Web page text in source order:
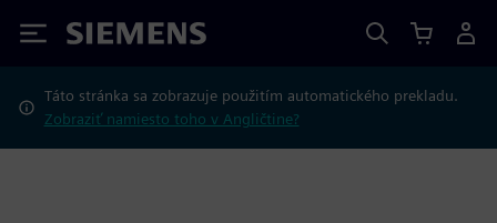
Siemens
Táto stránka sa zobrazuje použitím automatického prekladu.
Zobraziť namiesto toho v Angličtine?